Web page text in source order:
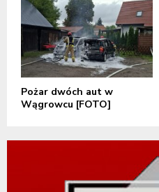
Pożar dwóch aut w
Wągrowcu [FOTO]